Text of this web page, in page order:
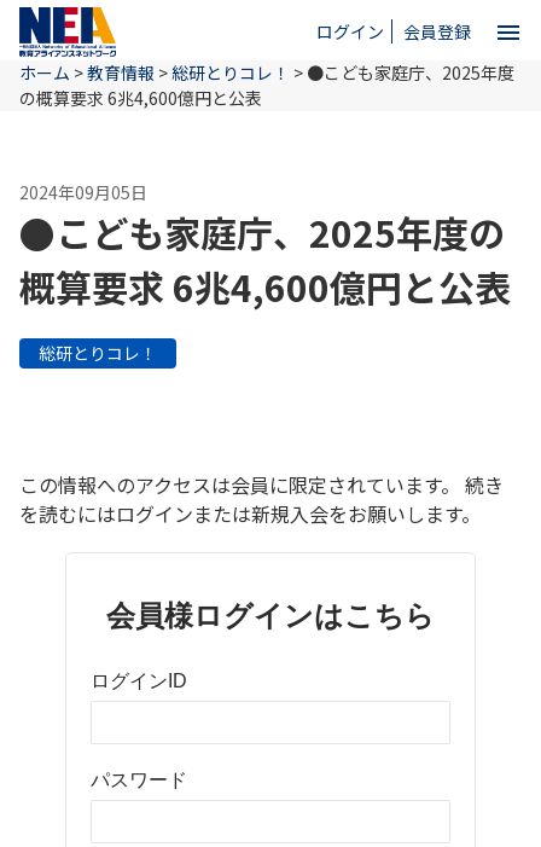
ログイン 会員登録 menu
ホーム
NEAとは
教育情報
ホーム >教育情報 >総研とりコレ！ > ●こども家庭庁、2025年度
の概算要求 6兆4,600億円と公表
2024年09月05日
●こども家庭庁、2025年度の
概算要求 6兆4,600億円と公表
総研とりコレ！
この情報へのアクセスは会員に限定されています。 続き
を読むにはログインまたは新規入会をお願いします。
会員様ログインはこちら
ログインID
パスワード